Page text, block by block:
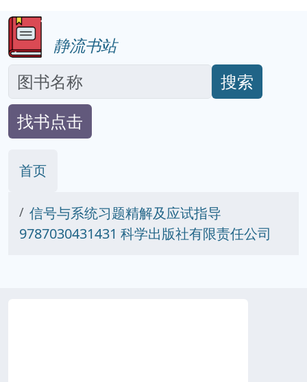
静流书站
搜索
找书点击
首页
信号与系统习题精解及应试指导
9787030431431 科学出版社有限责任公司